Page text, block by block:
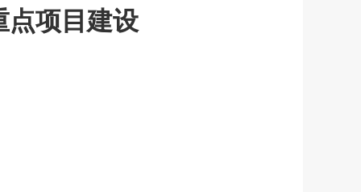
点项目建设